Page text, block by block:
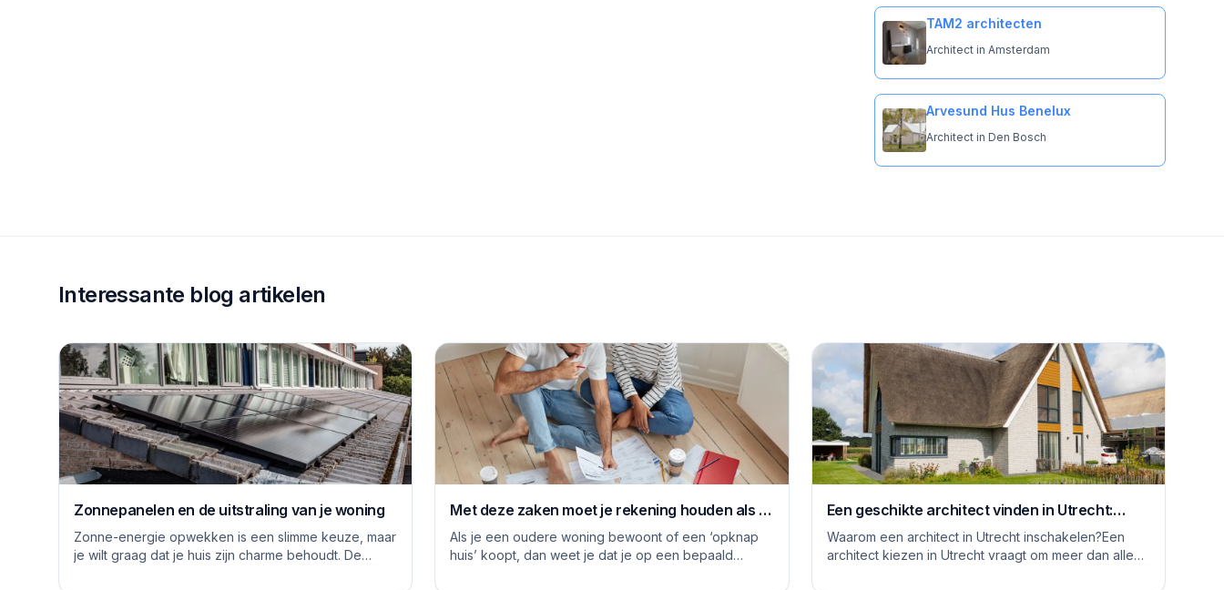
TAM2 architecten
Architect in Amsterdam
Arvesund Hus Benelux
Architect in Den Bosch
Interessante blog artikelen
Zonnepanelen en de uitstraling van je woning
Zonne-energie opwekken is een slimme keuze, maar
je wilt graag dat je huis zijn charme behoudt. De
Met deze zaken moet je rekening houden als je
je huis grondig gaat renoveren
Als je een oudere woning bewoont of een ‘opknap
huis’ koopt, dan weet je dat je op een bepaald
Een geschikte architect vinden in Utrecht:
waar moet je op letten
Waarom een architect in Utrecht inschakelen?Een
architect kiezen in Utrecht vraagt om meer dan alleen